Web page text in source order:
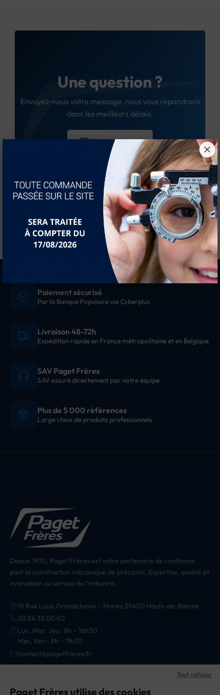
Paget Frères utilise des cookies
Tout refuser
Une question ?
Envoyez-nous votre message, nous vous répondrons
dans les meilleurs délais.
Nous contacter
Paiement sécurisé
Par la Banque Populaire via Cyberplus
Livraison 48-72h
Expédition rapide en France métropolitaine et en Belgique
SAV Paget Frères
SAV assuré directement par notre équipe
Plus de 5 000 références
Large choix de produits professionnels
Depuis 1970, Paget Frères est votre partenaire de confiance
pour la construction mécanique de précision. Expertise, qualité et
innovation au service de l'industrie.
18 Rue Louis Grandchavin – Morez 39400 Hauts-de-Bienne
03 84 33 00 60
Lun, Mar, Jeu : 8h – 16h30
Mer, Ven : 8h – 11h30
contact@pagetfreres.fr
CATÉGORIES